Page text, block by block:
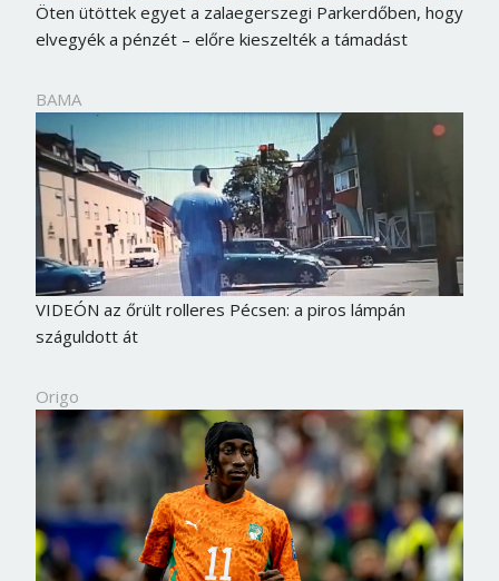
Öten ütöttek egyet a zalaegerszegi Parkerdőben, hogy
elvegyék a pénzét – előre kieszelték a támadást
BAMA
VIDEÓN az őrült rolleres Pécsen: a piros lámpán
száguldott át
Origo